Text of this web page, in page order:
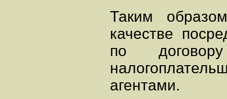
Таким
качестве
по
агентами.